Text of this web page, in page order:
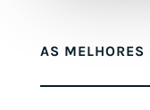
AS MELHORES